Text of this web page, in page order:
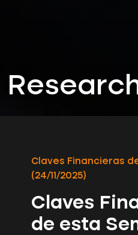
Claves Financieras
(24/11/2025)
Claves
de esta